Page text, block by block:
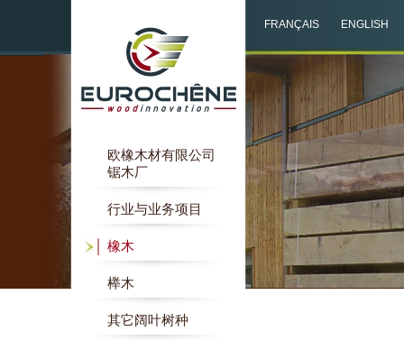
欧橡木材有限公司
锯木厂
行业与业务项目
橡木
榉木
其它阔叶树种
FRANÇAIS ENGLISH